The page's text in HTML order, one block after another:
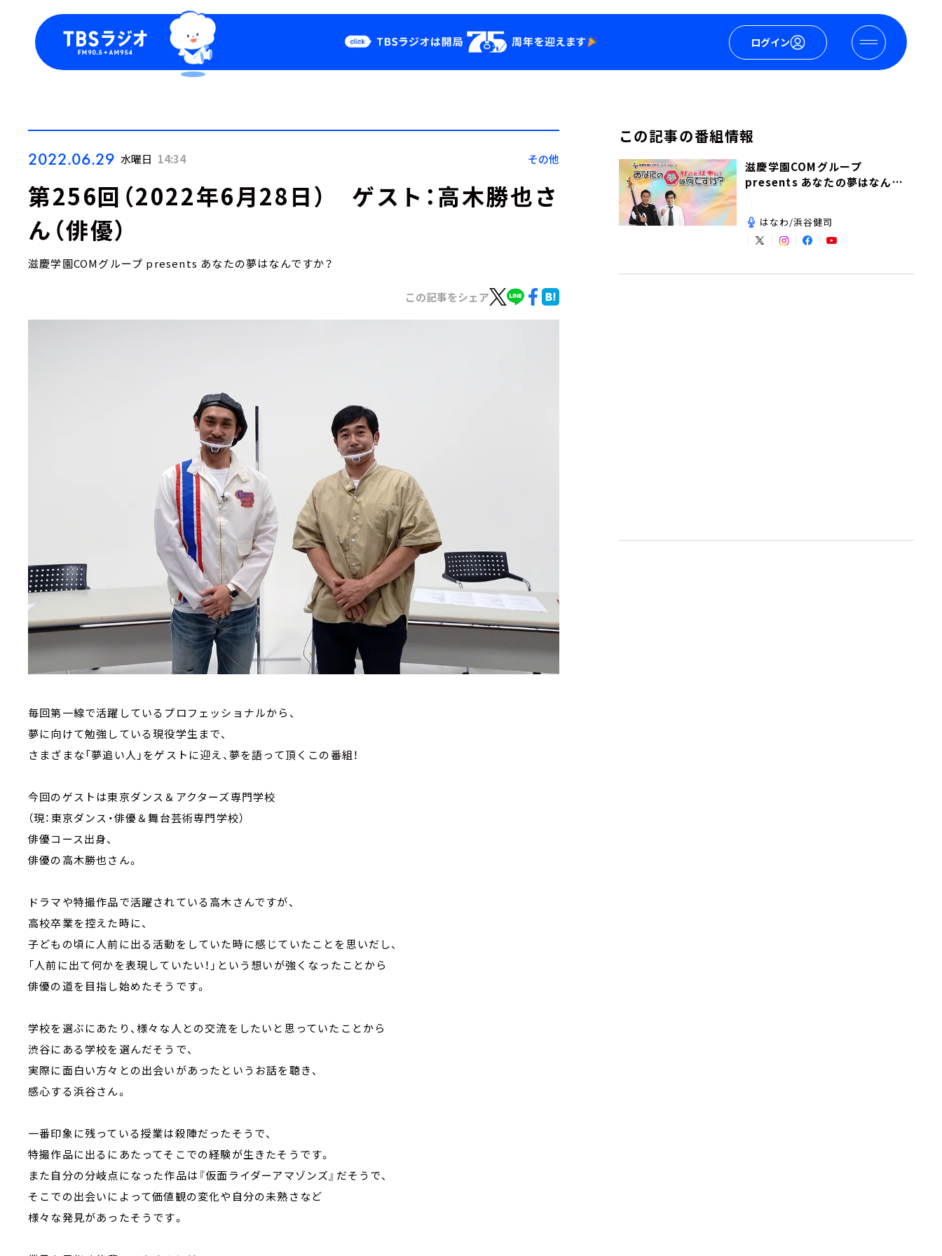
ログイン
Podcast
YouTube
2022.06.29 水曜日 14:34 その他
第256回（2022年6月28日） ゲスト：高木勝也さ
ん（俳優）
滋慶学園COMグループ presents あなたの夢はなんですか？
この記事をシェア
毎回第一線で活躍しているプロフェッショナルから、
夢に向けて勉強している現役学生まで、
さまざまな「夢追い人」をゲストに迎え、夢を語って頂くこの番組！
今回のゲストは東京ダンス＆アクターズ専門学校
（現：東京ダンス・俳優＆舞台芸術専門学校）
俳優コース出身、
俳優の高木勝也さん。
ドラマや特撮作品で活躍されている高木さんですが、
高校卒業を控えた時に、
子どもの頃に人前に出る活動をしていた時に感じていたことを思いだし、
「人前に出て何かを表現していたい！」という想いが強くなったことから
俳優の道を目指し始めたそうです。
学校を選ぶにあたり、様々な人との交流をしたいと思っていたことから
渋谷にある学校を選んだそうで、
実際に面白い方々との出会いがあったというお話を聴き、
感心する浜谷さん。
一番印象に残っている授業は殺陣だったそうで、
特撮作品に出るにあたってそこでの経験が生きたそうです。
また自分の分岐点になった作品は『仮面ライダーアマゾンズ』だそうで、
そこでの出会いによって価値観の変化や自分の未熟さなど
様々な発見があったそうです。
この記事の番組情報
滋慶学園COMグループ
presents あなたの夢はなんで
はなわ/浜谷健司